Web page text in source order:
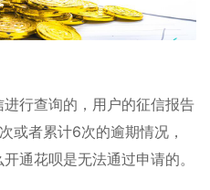
行查询的，用户的征信报告
或者累计6次的逾期情况，
通花呗是无法通过申请的。